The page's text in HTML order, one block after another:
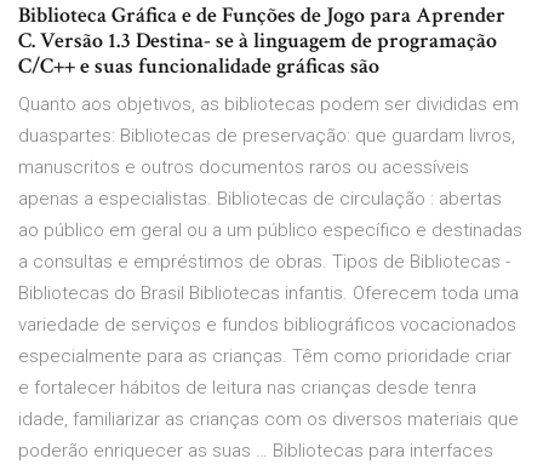
Biblioteca Gráfica e de Funções de Jogo para Aprender
C. Versão 1.3 Destina- se à linguagem de programação
C/C++ e suas funcionalidade gráficas são
Quanto aos objetivos, as bibliotecas podem ser divididas em
duaspartes: Bibliotecas de preservação: que guardam livros,
manuscritos e outros documentos raros ou acessíveis
apenas a especialistas. Bibliotecas de circulação : abertas
ao público em geral ou a um público específico e destinadas
a consultas e empréstimos de obras. Tipos de Bibliotecas -
Bibliotecas do Brasil Bibliotecas infantis. Oferecem toda uma
variedade de serviços e fundos bibliográficos vocacionados
especialmente para as crianças. Têm como prioridade criar
e fortalecer hábitos de leitura nas crianças desde tenra
idade, familiarizar as crianças com os diversos materiais que
poderão enriquecer as suas … Bibliotecas para interfaces